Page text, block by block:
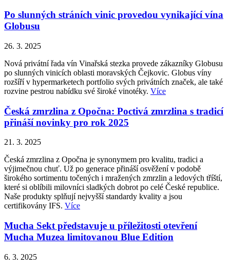
Po slunných stráních vinic provedou vynikající vína
Globusu
26. 3. 2025
Nová privátní řada vín Vinařská stezka provede zákazníky Globusu
po slunných vinicích oblasti moravských Čejkovic. Globus víny
rozšíří v hypermarketech portfolio svých privátních značek, ale také
rozvine pestrou nabídku své široké vinotéky. Více
Česká zmrzlina z Opočna: Poctivá zmrzlina s tradicí
přináší novinky pro rok 2025
21. 3. 2025
Česká zmrzlina z Opočna je synonymem pro kvalitu, tradici a
výjimečnou chuť. Už po generace přináší osvěžení v podobě
širokého sortimentu točených i mražených zmrzlin a ledových tříští,
které si oblíbili milovníci sladkých dobrot po celé České republice.
Naše produkty splňují nejvyšší standardy kvality a jsou
certifikovány IFS. Více
Mucha Sekt představuje u příležitosti otevření
Mucha Muzea limitovanou Blue Edition
6. 3. 2025